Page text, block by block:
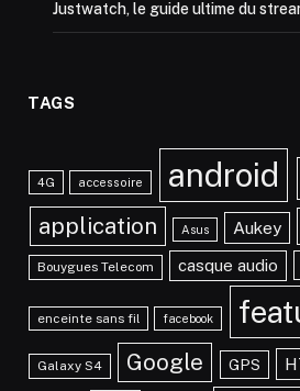
Justwatch, le guide ultime du
TAGS
4G accessoire android
application Asus Aukey
Bouygues Telecom casque audio
enceinte sans fil facebook
Galaxy S4 Google GPS